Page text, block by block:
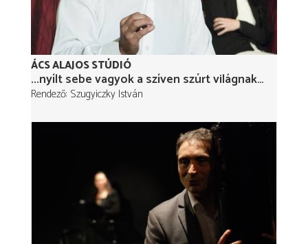
ÁCS ALAJOS STÚDIÓ
...nyílt sebe vagyok a szíven szúrt világnak…
Rendező Szugyiczky István